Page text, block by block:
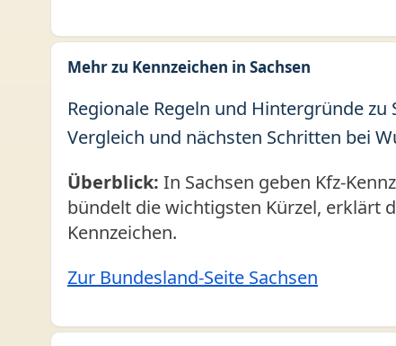
Mehr zu Kennzeichen in Sachsen
Regionale Regeln und Hintergründe
Vergleich und nächsten Schritten bei
Überblick: In Sachsen geben Kfz-
bündelt die wichtigsten Kürzel, erklärt
Kennzeichen.
Zur Bundesland-Seite Sachsen